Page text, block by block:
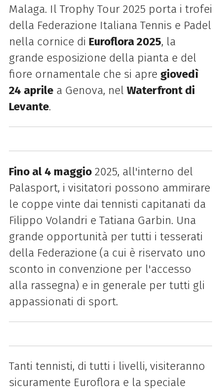
Malaga. Il Trophy Tour 2025 porta i trofei
della Federazione Italiana Tennis e Padel
nella cornice di Euroflora 2025, la
grande esposizione della pianta e del
fiore ornamentale che si apre giovedì
24 aprilea Genova, nel Waterfront di
Levante.
Fino al 4 maggio2025, all'interno del
Palasport, i visitatori possono ammirare
le coppe vinte dai tennisti capitanati da
Filippo Volandri e Tatiana Garbin. Una
grande opportunità per tutti i tesserati
della Federazione (a cui è riservato uno
sconto in convenzione per l'accesso
alla rassegna) e in generale per tutti gli
appassionati di sport.
Tanti tennisti, di tutti i livelli, visiteranno
sicuramente Euroflora e la speciale